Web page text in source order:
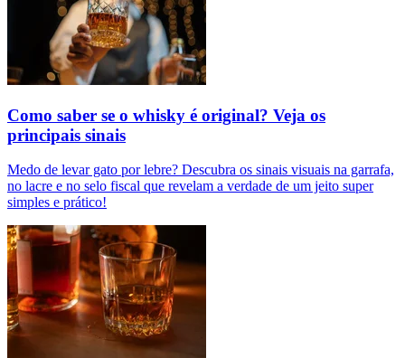
Como saber se o whisky é original? Veja os
principais sinais
Medo de levar gato por lebre? Descubra os sinais visuais na garrafa,
no lacre e no selo fiscal que revelam a verdade de um jeito super
simples e prático!